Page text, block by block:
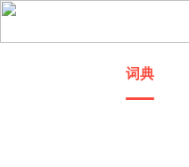
词典